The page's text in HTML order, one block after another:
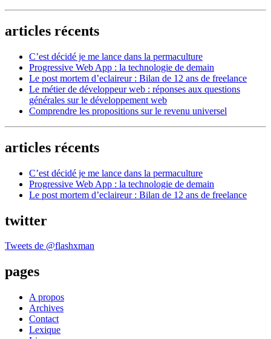
articles récents
C’est décidé je me lance dans la permaculture
Progressive Web App : la technologie de demain
Le post mortem d’eclaireur : Bilan de 12 ans de freelance
Le métier de développeur web : réponses aux questions
générales sur le développement web
Comprendre les propositions sur le revenu universel
articles récents
C’est décidé je me lance dans la permaculture
Progressive Web App : la technologie de demain
Le post mortem d’eclaireur : Bilan de 12 ans de freelance
twitter
Tweets de @flashxman
pages
A propos
Archives
Contact
Lexique